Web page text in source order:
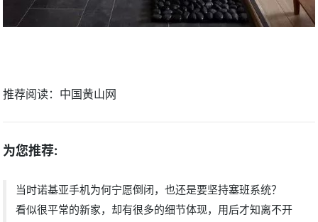
推荐阅读： 中国黄山网
为您推荐:
当时诺基亚手机为何宁愿倒闭，也还是要坚持塞班系统？
看似很平常的新家，却有很多的细节体现，用后才知离不开